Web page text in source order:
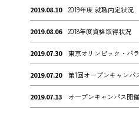
2019.08.10 2019年度 就職内定状況
2019.08.06 2018年度資格取得状況
2019.07.30 東京オリンピック・パ
2019.07.20 第1回オープンキャンパ
2019.07.13 オープンキャンパス開